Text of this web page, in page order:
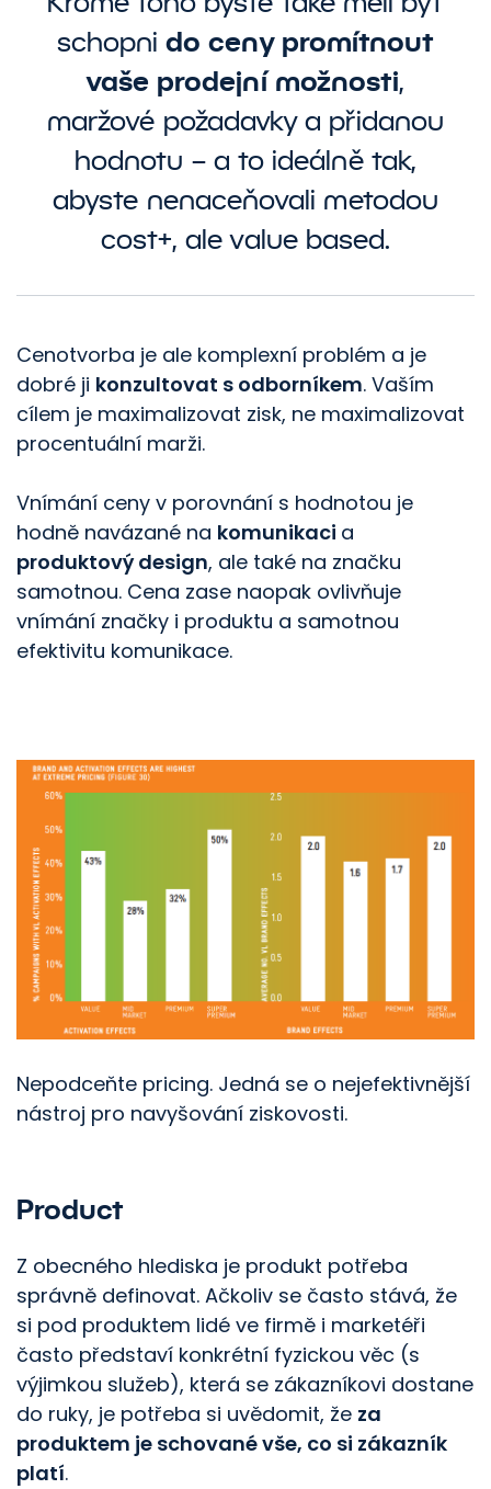
schopnido ceny promítnout
vaše prodejní možnosti,
maržové požadavky a přidanou
hodnotu – a to ideálně tak,
abyste nenaceňovali metodou
cost+, ale value based.
Cenotvorba je ale komplexní problém a je
dobré ji konzultovat s odborníkem. Vaším
cílem je maximalizovat zisk, ne maximalizovat
procentuální marži.
Vnímání ceny v porovnání s hodnotou je
hodně navázané na komunikaci a
produktový design, ale také na značku
samotnou. Cena zase naopak ovlivňuje
vnímání značky i produktu a samotnou
efektivitu komunikace.
Nepodceňte pricing. Jedná se o nejefektivnější
nástroj pro navyšování ziskovosti.
Product
Z obecného hlediska je produkt potřeba
správně definovat. Ačkoliv se často stává, že
si pod produktem lidé ve firmě i marketéři
často představí konkrétní fyzickou věc (s
výjimkou služeb), která se zákazníkovi dostane
do ruky, je potřeba si uvědomit, že za
produktem je schované vše, co si zákazník
platí.